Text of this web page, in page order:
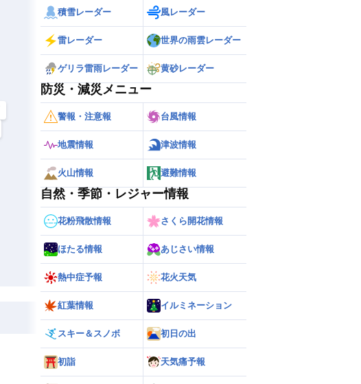
積雪レーダー 風レーダー
雷レーダー 世界の雨雲レーダー
ゲリラ雷雨レーダー 黄砂レーダー
防災・減災メニュー
警報・注意報 台風情報
地震情報 津波情報
火山情報 避難情報
自然・季節・レジャー情報
花粉飛散情報 さくら開花情報
ほたる情報 あじさい情報
熱中症予報 花火天気
紅葉情報 イルミネーション
スキー＆スノボ 初日の出
初詣 天気痛予報